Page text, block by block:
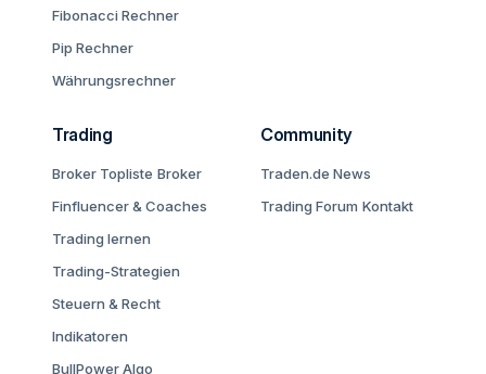
Fibonacci Rechner
Pip Rechner
Währungsrechner
Trading
Broker Topliste Broker
Finfluencer & Coaches
Trading lernen
Trading-Strategien
Steuern & Recht
Indikatoren
BullPower Algo
Community
Traden.de News
Trading Forum Kontakt